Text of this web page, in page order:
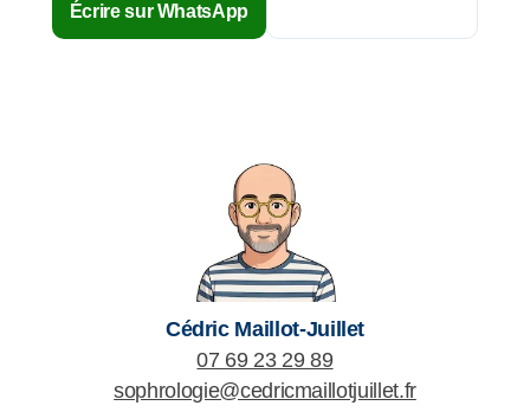
Écrire sur WhatsApp
Cédric Maillot-Juillet
07 69 23 29 89
sophrologie@cedricmaillotjuillet.fr